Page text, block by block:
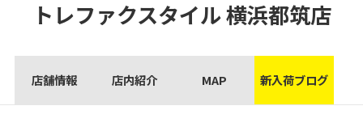
トレファクスタイル横浜都筑店
店舗情報 店内紹介 MAP 新入荷ブログ